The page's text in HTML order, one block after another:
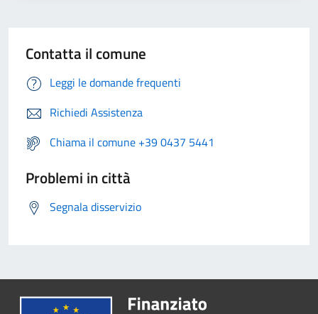
Contatta il comune
Leggi le domande frequenti
Richiedi Assistenza
Chiama il comune +39 0437 5441
Problemi in città
Segnala disservizio